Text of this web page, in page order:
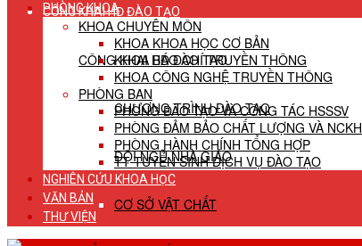
CÔNG KHAI HĐ ĐÀO TẠO
CÔNG KHAI HĐ ĐÀO TẠO
CHƯƠNG TRÌNH ĐÀO TẠO
ĐỘI NGŨ NHÀ GIÁO
CƠ SỞ VẬT CHẤT
PHÒNG KHOA
KHOA CHUYÊN MÔN
KHOA KHOA HỌC CƠ BẢN
KHOA BÁO CHÍ TRUYỀN THÔNG
KHOA CÔNG NGHỆ TRUYỀN THÔNG
PHÒNG BAN
PHÒNG ĐÀO TẠO VÀ CÔNG TÁC HSSSV
PHÒNG ĐẢM BẢO CHẤT LƯỢNG VÀ NCKH
PHÒNG HÀNH CHÍNH TỔNG HỢP
TT TUYỂN SINH DỊCH VỤ ĐÀO TẠO
NGHIÊN CỨU KHOA HỌC
VĂN BẢN
THƯ VIỆN